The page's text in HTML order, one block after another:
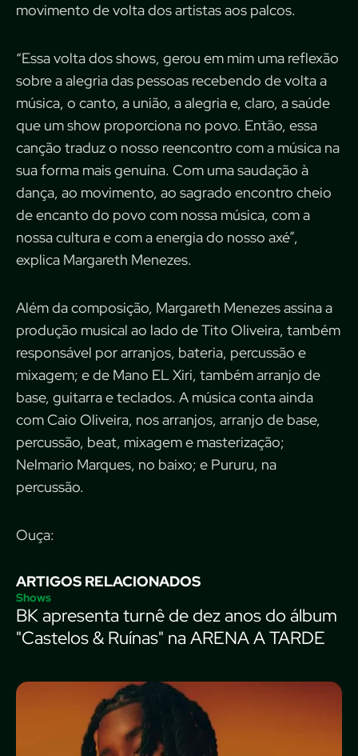
movimento de volta dos artistas aos palcos.
“Essa volta dos shows, gerou em mim uma reflexão
sobre a alegria das pessoas recebendo de volta a
música, o canto, a união, a alegria e, claro, a saúde
que um show proporciona no povo. Então, essa
canção traduz o nosso reencontro com a música na
sua forma mais genuína. Com uma saudação à
dança, ao movimento, ao sagrado encontro cheio
de encanto do povo com nossa música, com a
nossa cultura e com a energia do nosso axé”,
explica Margareth Menezes.
Além da composição, Margareth Menezes assina a
produção musical ao lado de Tito Oliveira, também
responsável por arranjos, bateria, percussão e
mixagem; e de Mano EL Xiri, também arranjo de
base, guitarra e teclados. A música conta ainda
com Caio Oliveira, nos arranjos, arranjo de base,
percussão, beat, mixagem e masterização;
Nelmario Marques, no baixo; e Pururu, na
percussão.
Ouça:
ARTIGOS RELACIONADOS
Shows
BK apresenta turnê de dez anos do álbum
"Castelos & Ruínas" na ARENA A TARDE